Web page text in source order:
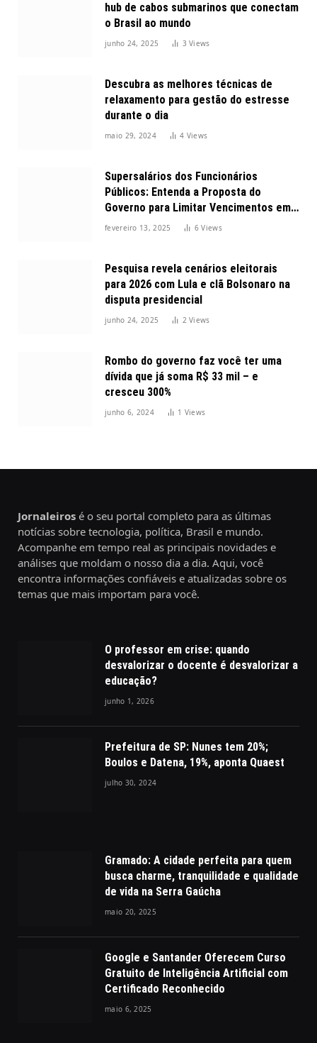
hub de cabos submarinos que conectam
o Brasil ao mundo
junho 24, 2025 3Views
Descubra as melhores técnicas de
relaxamento para gestão do estresse
durante o dia
maio 29, 2024 4 Views
Supersalários dos Funcionários
Públicos: Entenda a Proposta do
Governo para Limitar Vencimentos em
2025
fevereiro 13, 2025 6Views
Pesquisa revela cenários eleitorais
para 2026 com Lula e clã Bolsonaro na
disputa presidencial
junho 24, 2025 2Views
Rombo do governo faz você ter uma
dívida que já soma R$ 33 mil – e
cresceu 300%
junho 6, 2024 1 Views
Jornaleiros é o seu portal completo para as últimas
notícias sobre tecnologia, política, Brasil e mundo.
Acompanhe em tempo real as principais novidades e
análises que moldam o nosso dia a dia. Aqui, você
encontra informações confiáveis e atualizadas sobre os
temas que mais importam para você.
O professor em crise: quando
desvalorizar o docente é desvalorizar a
educação?
junho 1, 2026
Prefeitura de SP: Nunes tem 20%;
Boulos e Datena, 19%, aponta Quaest
julho 30, 2024
Gramado: A cidade perfeita para quem
busca charme, tranquilidade e qualidade
de vida na Serra Gaúcha
maio 20, 2025
Google e Santander Oferecem Curso
Gratuito de Inteligência Artificial com
Certificado Reconhecido
maio 6, 2025